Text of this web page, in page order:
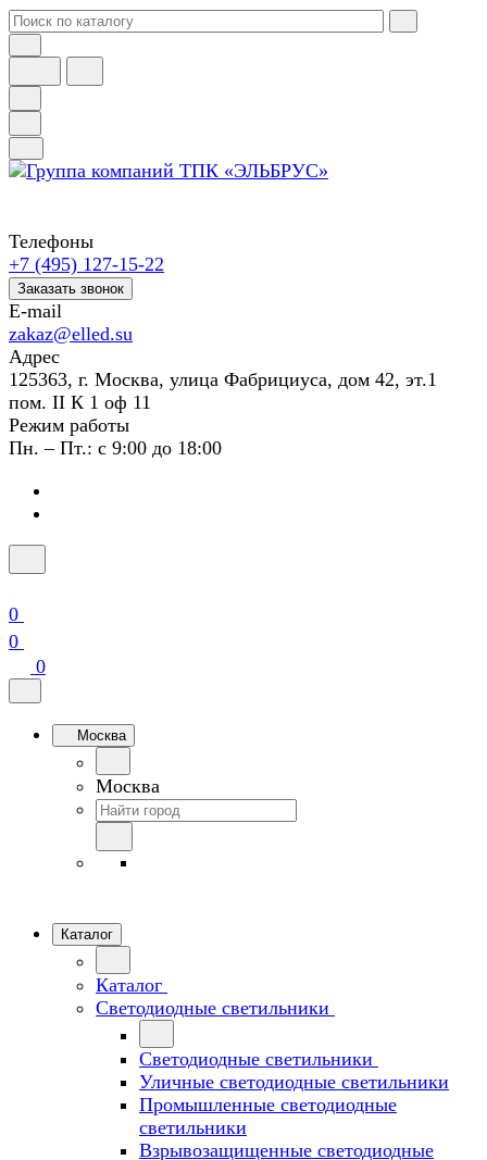
Телефоны
+7 (495) 127-15-22
Заказать звонок
E-mail
zakaz@elled.su
Адрес
125363, г. Москва, улица Фабрициуса, дом 42, эт.1
пом. II К 1 оф 11
Режим работы
Пн. – Пт.: с 9:00 до 18:00
0
0
0
Москва
Москва
Каталог
Каталог
Светодиодные светильники
Светодиодные светильники
Уличные светодиодные светильники
Промышленные светодиодные
светильники
Взрывозащищенные светодиодные